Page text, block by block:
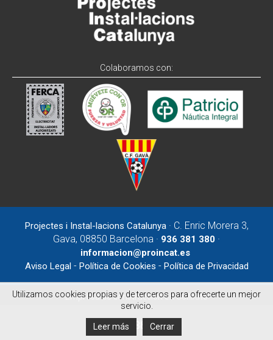
936 381 380
Colaboramos con:
Projectes i Instal-lacions Catalunya· C. Enric Morera 3,
Gava, 08850 Barcelona · 936 381 380 ·
informacion@proincat.es
Aviso Legal - Política de Cookies - Política de Privacidad
Empresa de construcción en Collbató
Utilizamos cookies propias y de terceros para ofrecerte un mejor
servicio.
Leer más Cerrar